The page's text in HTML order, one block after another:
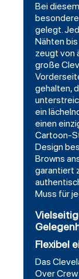
Bei
gelegt.
Nähten
zeugt von
große
gehalten,
ein
einen
Cartoon-
Design
Browns
garantiert
Muss für
Flexibel
Das
Over